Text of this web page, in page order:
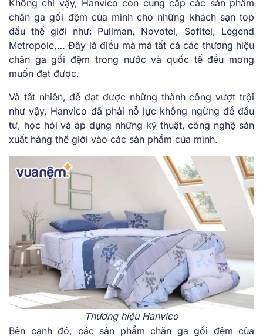
Không chỉ vậy, Hanvico còn cung cấp các sản phẩm
chăn ga gối đệm của mình cho những khách sạn top
đầu thế giới như: Pullman, Novotel, Sofitel, Legend
Metropole,… Đây là điều mà mà tất cả các thương hiệu
chăn ga gối đệm trong nước và quốc tế đều mong
muốn đạt được.
Và tất nhiên, để đạt được những thành công vượt trội
như vậy, Hanvico đã phải nỗ lực không ngừng để đầu
tư, học hỏi và áp dụng những kỹ thuật, công nghệ sản
xuất hàng thế giới vào các sản phẩm của mình.
Thương hiệu Hanvico
Bên cạnh đó, các sản phẩm chăn ga gối đệm của